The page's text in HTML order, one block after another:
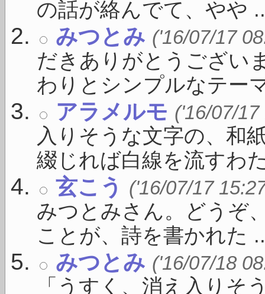
の話が絡んでて、やや
みつとみ ('16/07/17
だきありがとうござい
わりとシンプルなテー
アラメルモ ('16/07/
入りそうな文字の、和
綴じれば白線を流すわ
玄こう ('16/07/17
みつとみさん。どう
ことが、詩を書かれた
みつとみ ('16/07/18
「うすく、消え入りそ